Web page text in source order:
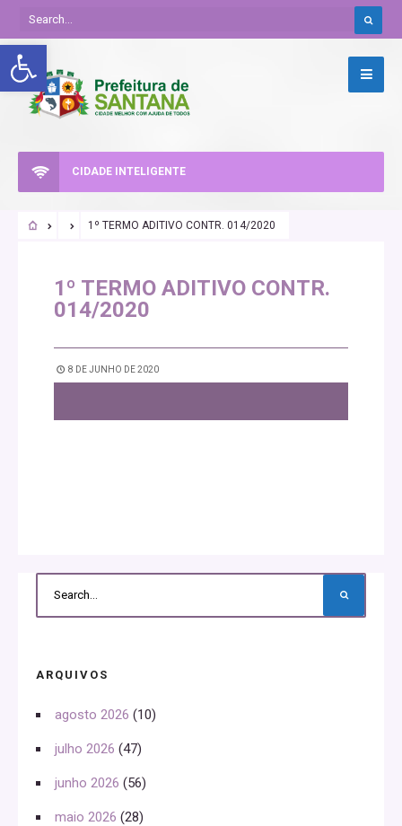
Abrir a barra de ferramentas
CIDADE INTELIGENTE
1º TERMO ADITIVO CONTR. 014/2020
1º TERMO ADITIVO CONTR.
014/2020
8 DE JUNHO DE 2020
ARQUIVOS
agosto 2026 (10)
julho 2026 (47)
junho 2026 (56)
maio 2026 (28)